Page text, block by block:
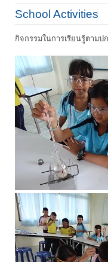
School Activities
กิจกรรมในการเรียนรู้ตามป